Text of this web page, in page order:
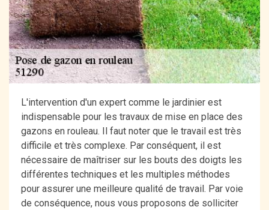
L'intervention d'un expert comme le jardinier est
indispensable pour les travaux de mise en place des
gazons en rouleau. Il faut noter que le travail est très
difficile et très complexe. Par conséquent, il est
nécessaire de maîtriser sur les bouts des doigts les
différentes techniques et les multiples méthodes
pour assurer une meilleure qualité de travail. Par voie
de conséquence, nous vous proposons de solliciter